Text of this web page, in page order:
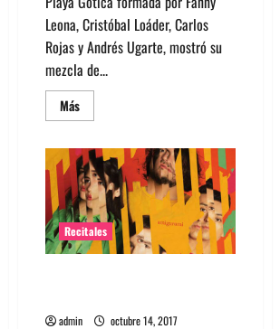
Leona, Cristóbal Loáder, Carlos
Rojas y Andrés Ugarte, mostró su
mezcla de...
MásLeer
más
Fotos
Playa
Gótica
en
Matucana
100
2017
Recitales
admin octubre 14, 2017